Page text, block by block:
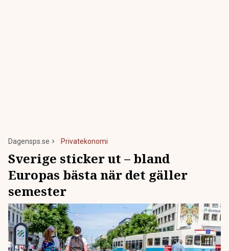
Dagensps.se Privatekonomi
Sverige sticker ut – bland
Europas bästa när det gäller
semester